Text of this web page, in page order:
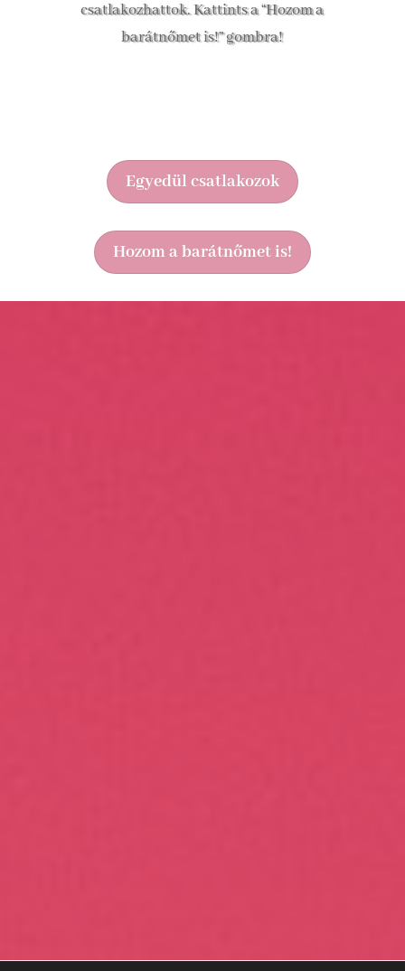
csatlakozhattok. Kattints a “Hozom a
barátnőmet is!” gombra!
Egyedül csatlakozok
Hozom a barátnőmet is!